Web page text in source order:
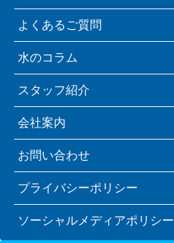
よくあるご質問
水のコラム
スタッフ紹介
会社案内
お問い合わせ
プライバシーポリシー
ソーシャルメディアポリシー